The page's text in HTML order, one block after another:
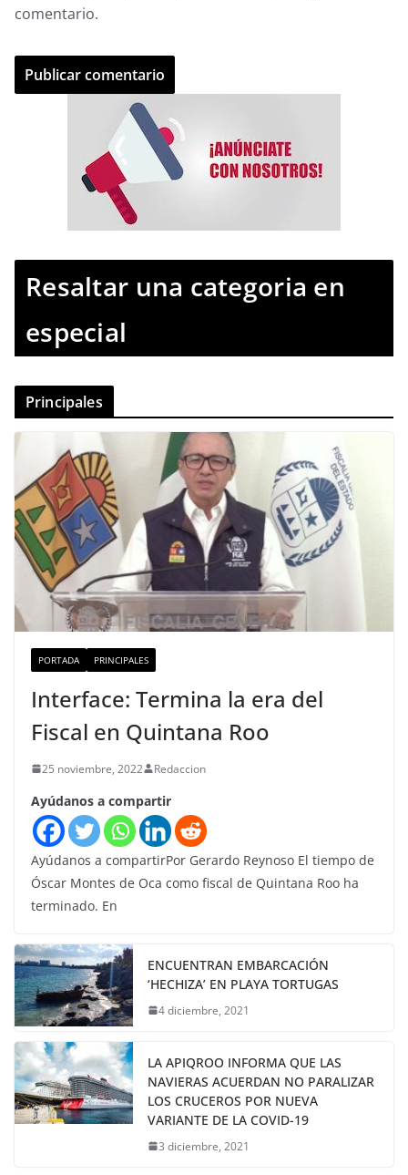
comentario.
Resaltar una categoria en
especial
Principales
PORTADA PRINCIPALES
Interface: Termina la era del
Fiscal en Quintana Roo
25 noviembre, 2022 Redaccion
Ayúdanos a compartir
Ayúdanos a compartirPor Gerardo Reynoso El tiempo de
Óscar Montes de Oca como fiscal de Quintana Roo ha
terminado. En
ENCUENTRAN EMBARCACIÓN
‘HECHIZA’ EN PLAYA TORTUGAS
4 diciembre, 2021
LA APIQROO INFORMA QUE LAS
NAVIERAS ACUERDAN NO PARALIZAR
LOS CRUCEROS POR NUEVA
VARIANTE DE LA COVID-19
3 diciembre, 2021